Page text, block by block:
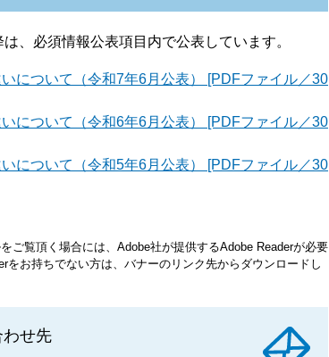
、必須情報公表項目内で公表しています。
について（令和7年6月公表） [PDFファイル／30
について（令和6年6月公表） [PDFファイル／30
について（令和5年6月公表） [PDFファイル／30
ご覧頂く場合には、Adobe社が提供するAdobe Readerが必要
をお持ちでない方は、バナーのリンク先からダウンロードし
わせ先